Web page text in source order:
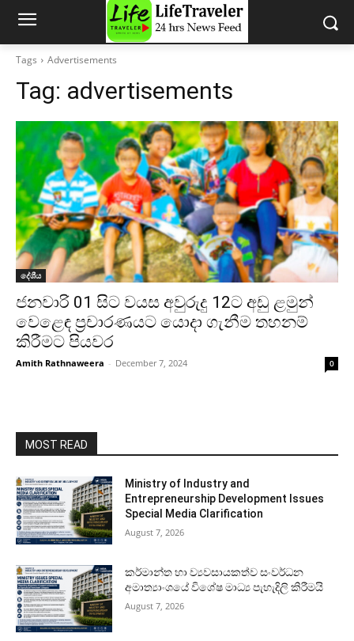
Tags Advertisements
Tag: advertisements
දේශීය
ජනවාරි 01 සිට වයස අවුරුදු 12ට අඩු ළමුන්
වෙළෙඳ ප්‍රචාරණයට යොදා ගැනීම තහනම්
කිරීමට පියවර
Amith Rathnaweera - December 7, 2024 0
MOST READ
Ministry of Industry and
Entrepreneurship Development Issues
Special Media Clarification
August 7, 2026
කර්මාන්ත හා ව්‍යවසායකත්ව සංවර්ධන
අමාත්‍යාංශයේ විශේෂ මාධ්‍ය පැහැදිලි කිරීමයි
August 7, 2026